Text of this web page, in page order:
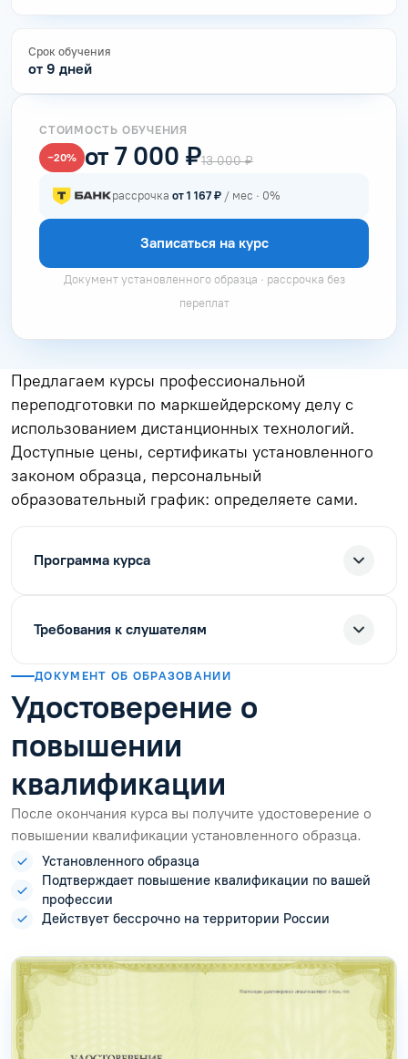
Срок обучения
от 9 дней
СТОИМОСТЬ ОБУЧЕНИЯ
−20% от 7 000 ₽13 000 ₽
рассрочка от 1 167 ₽ / мес · 0%
Записаться на курс
Документ установленного образца · рассрочка без
переплат
Предлагаем курсы профессиональной
переподготовки по маркшейдерскому делу с
использованием дистанционных технологий.
Доступные цены, сертификаты установленного
законом образца, персональный
образовательный график: определяете сами.
Программа курса
Требования к слушателям
ДОКУМЕНТ ОБ ОБРАЗОВАНИИ
Удостоверение о
повышении
квалификации
После окончания курса вы получите удостоверение о
повышении квалификации установленного образца.
Установленного образца
Подтверждает повышение квалификации по вашей
профессии
Действует бессрочно на территории России